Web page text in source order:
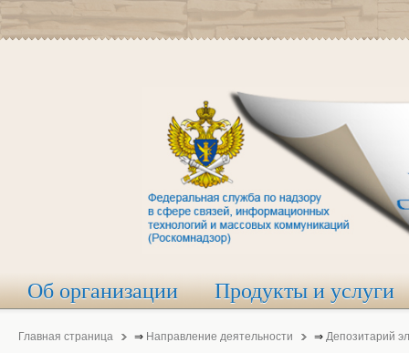
Об организации Продукты и услуги
Главная страница ⇒ Направление деятельности ⇒ Депозитарий